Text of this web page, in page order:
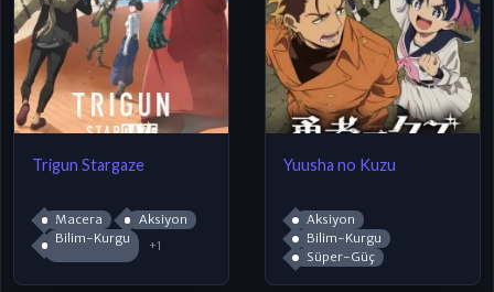
Trigun Stargaze
Macera
Aksiyon
Bilim-Kurgu
+1
Yuusha no Kuzu
Aksiyon
Bilim-Kurgu
Süper-Güç